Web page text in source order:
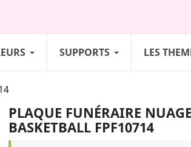
SUPPORTS LES
PLAQUE FUNÉRAIRE
BASKETBALL FPF10714